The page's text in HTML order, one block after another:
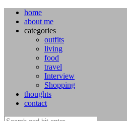
home
about me
categories
outfits
living
food
travel
Interview
Shopping
thoughts
contact